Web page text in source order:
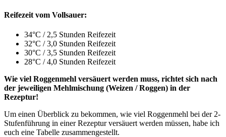
Reifezeit vom Vollsauer:
34°C / 2,5 Stunden Reifezeit
32°C / 3,0 Stunden Reifezeit
30°C / 3,5 Stunden Reifezeit
28°C / 4,0 Stunden Reifezeit
Wie viel Roggenmehl versäuert werden muss, richtet sich nach
der jeweiligen Mehlmischung (Weizen / Roggen) in der
Rezeptur!
Um einen Überblick zu bekommen, wie viel Roggenmehl bei der 2-
Stufenführung in einer Rezeptur versäuert werden müssen, habe ich
euch eine Tabelle zusammengestellt.